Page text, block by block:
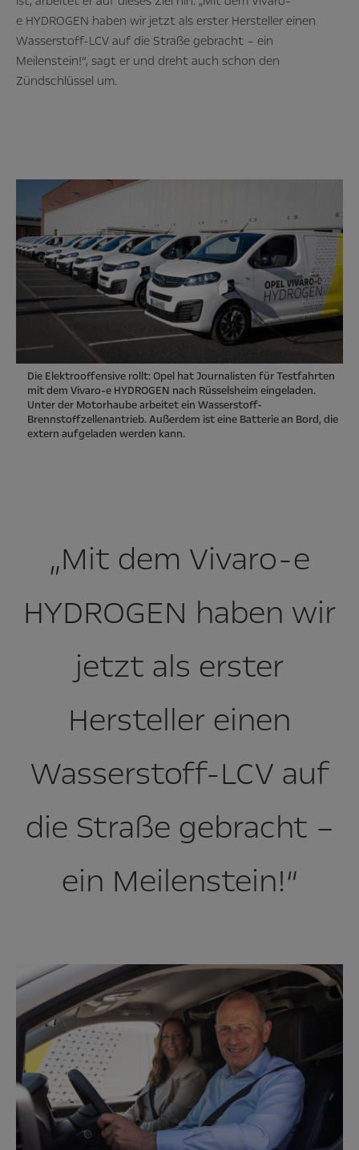
e HYDROGEN haben wir jetzt als erster Hersteller einen
Wasserstoff-LCV auf die Straße gebracht – ein
Meilenstein!“, sagt er und dreht auch schon den
Zündschlüssel um.
Die Elektrooffensive rollt: Opel hat Journalisten für Testfahrten
mit dem Vivaro-e HYDROGEN nach Rüsselsheim eingeladen.
Unter der Motorhaube arbeitet ein Wasserstoff-
Brennstoffzellenantrieb. Außerdem ist eine Batterie an Bord, die
extern aufgeladen werden kann.
„Mit dem Vivaro-e
HYDROGEN haben wir
jetzt als erster
Hersteller einen
Wasserstoff-LCV auf
die Straße gebracht –
ein Meilenstein!“